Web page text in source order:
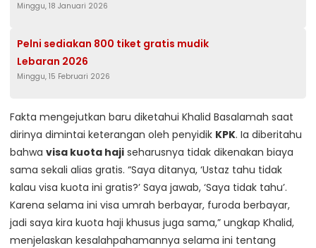
Minggu, 18 Januari 2026
Pelni sediakan 800 tiket gratis mudik
Lebaran 2026
Minggu, 15 Februari 2026
Fakta mengejutkan baru diketahui Khalid Basalamah saat
dirinya dimintai keterangan oleh penyidik KPK. Ia diberitahu
bahwa visa kuota haji seharusnya tidak dikenakan biaya
sama sekali alias gratis. “Saya ditanya, ‘Ustaz tahu tidak
kalau visa kuota ini gratis?’ Saya jawab, ‘Saya tidak tahu’.
Karena selama ini visa umrah berbayar, furoda berbayar,
jadi saya kira kuota haji khusus juga sama,” ungkap Khalid,
menjelaskan kesalahpahamannya selama ini tentang